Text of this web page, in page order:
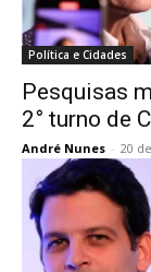
Política e Cidades
Pesquisas
2° turno de
André Nunes - 20